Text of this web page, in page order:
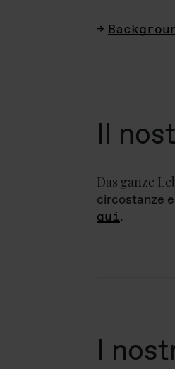
Il
Das ganze
circostanze
qui.
I